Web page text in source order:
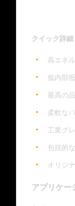
クイック詳細
高エネ
低内部
最高の
柔軟な
工業グ
包括的
オリジ
アプリケー